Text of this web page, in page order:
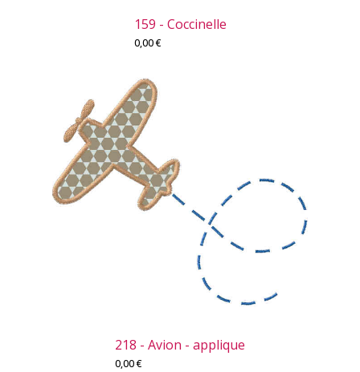
159 - Coccinelle
0,00€
218 - Avion - applique
0,00€